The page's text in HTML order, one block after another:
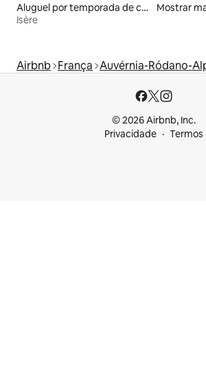
Aluguel por temporada de casas de veraneio
Isère
Mostrar
Airbnb França Auvérnia-Ródano-
© 2026 Airbnb, Inc.
Privacidade
Termos